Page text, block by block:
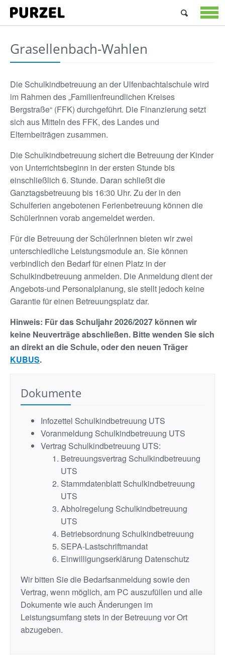
UNS
&
KONTAKT
Suchen
nach:
Grasellenbach-Wahlen
Die Schulkindbetreuung an der Ulfenbachtalschule wird
im Rahmen des „Familienfreundlichen Kreises
Bergstraße“ (FFK) durchgeführt. Die Finanzierung setzt
sich aus Mitteln des FFK, des Landes und
Elternbeiträgen zusammen.
Die Schulkindbetreuung sichert die Betreuung der Kinder
von Unterrichtsbeginn in der ersten Stunde bis
einschließlich 6. Stunde. Daran schließt die
Ganztagsbetreuung bis 16:30 Uhr. Zu der in den
Schulferien angebotenen Ferienbetreuung können die
SchülerInnen vorab angemeldet werden.
Für die Betreuung der SchülerInnen bieten wir zwei
unterschiedliche Leistungsmodule an. Sie können
verbindlich den Bedarf für einen Platz in der
Schulkindbetreuung anmelden. Die Anmeldung dient der
Angebots-und Personalplanung, sie stellt jedoch keine
Garantie für einen Betreuungsplatz dar.
Hinweis: Für das Schuljahr 2026/2027 können wir
keine Neuverträge abschließen. Bitte wenden Sie sich
an direkt an die Schule, oder den neuen Träger
KUBUS.
Dokumente
Infozettel Schulkindbetreuung UTS
Voranmeldung Schulkindbetreuung UTS
Vertrag Schulkindbetreuung UTS:
Betreuungsvertrag Schulkindbetreuung
UTS
Stammdatenblatt Schulkindbetreuung
UTS
Abholregelung Schulkindbetreuung
UTS
Betriebsordnung Schulkindbetreuung
SEPA-Lastschriftmandat
Einwilligungserklärung Datenschutz
Wir bitten Sie die Bedarfsanmeldung sowie den
Vertrag, wenn möglich, am PC auszufüllen und alle
Dokumente wie auch Änderungen im
Leistungsumfang stets in der Betreuung vor Ort
abzugeben.